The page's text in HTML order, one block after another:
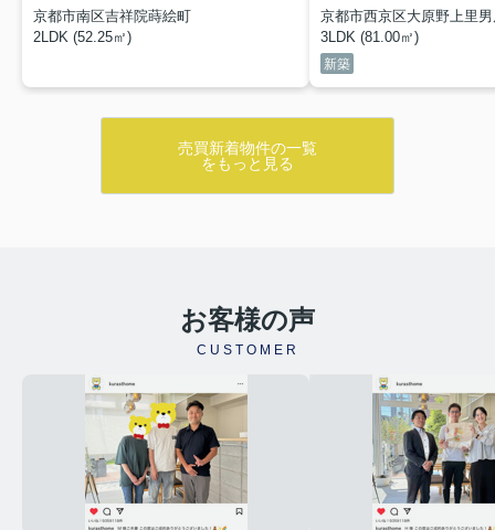
京都市南区吉祥院蒔絵町
2LDK (52.25㎡)
京都市西京区大原野上里
3LDK (81.00㎡)
新築
売買新着物件の一覧
をもっと見る
お客様の声
CUSTOMER